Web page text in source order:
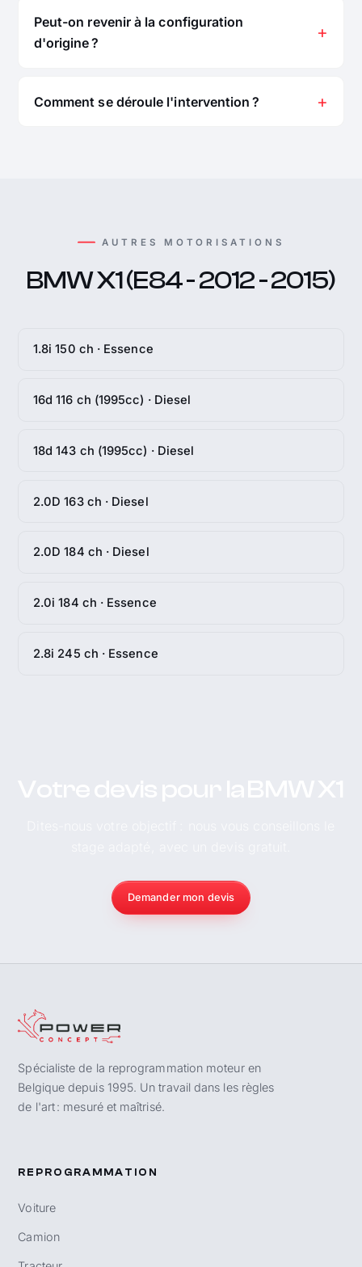
Peut-on revenir à la configuration
d'origine ?
Comment se déroule l'intervention ?
AUTRES MOTORISATIONS
BMW X1 (E84 - 2012 - 2015)
1.8i 150 ch · Essence
16d 116 ch (1995cc) · Diesel
18d 143 ch (1995cc) · Diesel
2.0D 163 ch · Diesel
2.0D 184 ch · Diesel
2.0i 184 ch · Essence
2.8i 245 ch · Essence
Demander mon devis
Spécialiste de la reprogrammation moteur en
Belgique depuis 1995. Un travail dans les règles
de l'art : mesuré et maîtrisé.
REPROGRAMMATION
Voiture
Camion